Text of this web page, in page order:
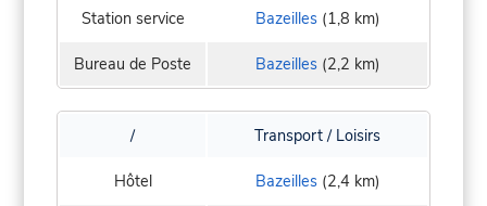
Station service Bazeilles(1,8 km)
Bureau de Poste Bazeilles(2,2 km)
/ Transport / Loisirs
Hôtel Bazeilles(2,4 km)